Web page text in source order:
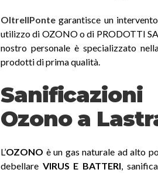
OltreIlPonte garantisce un
utilizzo di OZONO o di PRODOTTI
nostro personale è specializzato
prodotti di prima qualità.
Ozono a
L’OZONO è un gas naturale ad alto
debellare VIRUS E BATTERI,